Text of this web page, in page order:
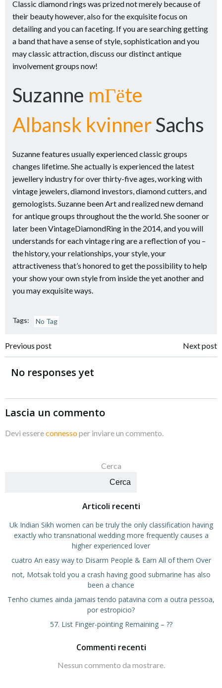
Classic diamond rings was prized not merely because of
their beauty however, also for the exquisite focus on
detailing and you can faceting. If you are searching getting
a band that have a sense of style, sophistication and you
may classic attraction, discuss our distinct antique
involvement groups now!
Suzanne mГёte
Albansk kvinnerSachs
Suzanne features usually experienced classic groups
changes lifetime. She actually is experienced the latest
jewellery industry for over thirty-five ages, working with
vintage jewelers, diamond investors, diamond cutters, and
gemologists. Suzanne been Art and realized new demand
for antique groups throughout the the world. She sooner or
later been VintageDiamondRing in the 2014, and you will
understands for each vintage ring are a reflection of you –
the history, your relationships, your style, your
attractiveness that’s honored to get the possibility to help
your show your own style from inside the yet another and
you may exquisite ways.
Tags: No Tag
Navigazione
articoli
Previous post
Navigazione
Next post
No responses yet
Lascia un commento
Devi essereconnessoper inviare un commento.
Cerca
Cerca
Articoli recenti
Uk Indian Sikh women can be truly the only classification having
exactly who transnational wedding more frequently causes a
higher experienced lover
cuatro An easy way to Disarm People & Earn All of them Over
not, Motsak told you a crash having good submarine has also
been a chance
Tenho ciumes ainda jamais tendo patavina com a outra pessoa,
por estropicio?
57. List Finger-pointing Remaining – ??
Commenti recenti
Nessun commento da mostrare.